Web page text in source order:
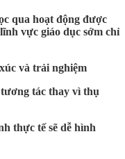
qua hoạt động được
vực giáo dục sớm chỉ
và trải nghiệm
tác thay vì thụ
thực tế sẽ dễ hình